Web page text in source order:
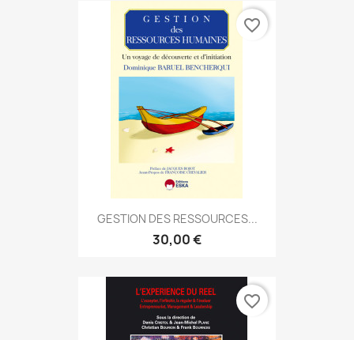
GESTION DES RESSOURCES...
30,00 €
favorite_border
favorite_border